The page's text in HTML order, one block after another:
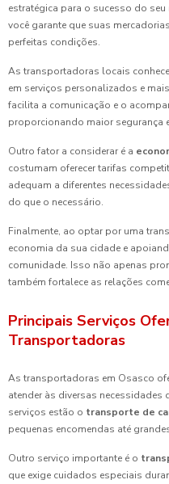
estratégica para o sucesso do
você garante que suas
perfeitas condições.
As transportadoras locais
em serviços personalizados e
facilita a comunicação e o
proporcionando maior segurança
Outro fator a considerar é a
costumam oferecer tarifas
adequam a diferentes
do que o necessário.
Finalmente, ao optar por uma
economia da sua cidade e
comunidade. Isso não apenas
também fortalece as relações
Principais Serviços
Transportadoras
As transportadoras em Osasco
atender às diversas necessidades
serviços estão o transporte de
pequenas encomendas até
Outro serviço importante é o
que exige cuidados especiais